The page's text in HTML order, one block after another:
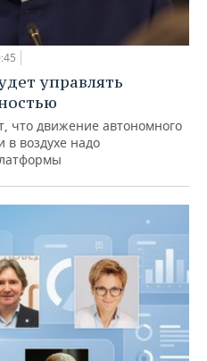
управлять
что движение автономного
в воздухе надо